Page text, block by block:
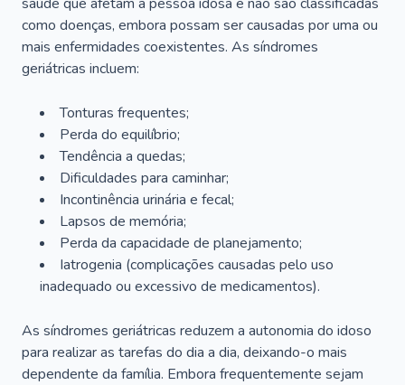
como doenças, embora possam ser causadas por uma ou
mais enfermidades coexistentes. As síndromes
geriátricas incluem:
Tonturas frequentes;
Perda do equilíbrio;
Tendência a quedas;
Dificuldades para caminhar;
Incontinência urinária e fecal;
Lapsos de memória;
Perda da capacidade de planejamento;
Iatrogenia (complicações causadas pelo uso
inadequado ou excessivo de medicamentos).
As síndromes geriátricas reduzem a autonomia do idoso
para realizar as tarefas do dia a dia, deixando-o mais
dependente da família. Embora frequentemente sejam